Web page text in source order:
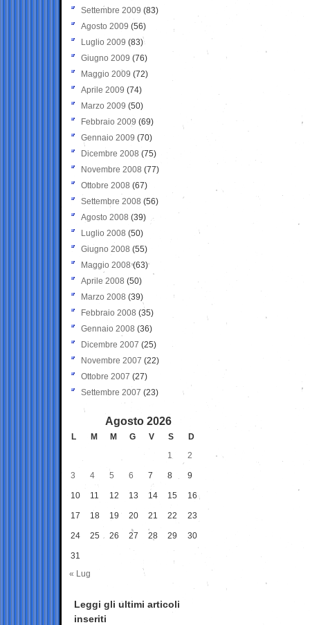
Settembre 2009 (83)
Agosto 2009 (56)
Luglio 2009 (83)
Giugno 2009 (76)
Maggio 2009 (72)
Aprile 2009 (74)
Marzo 2009 (50)
Febbraio 2009 (69)
Gennaio 2009 (70)
Dicembre 2008 (75)
Novembre 2008 (77)
Ottobre 2008 (67)
Settembre 2008 (56)
Agosto 2008 (39)
Luglio 2008 (50)
Giugno 2008 (55)
Maggio 2008(63)
Aprile 2008 (50)
Marzo 2008 (39)
Febbraio 2008 (35)
Gennaio 2008 (36)
Dicembre 2007 (25)
Novembre 2007 (22)
Ottobre 2007 (27)
Settembre 2007 (23)
Agosto 2026
L M M G V S
D
1
2
3 4 5 6 7 8 9
10 11 12 13 14 15 16
17 18 19 20 21 22 23
24 25 26 27 28 29 30
31
« Lug
Leggi gli ultimi articoli
inseriti